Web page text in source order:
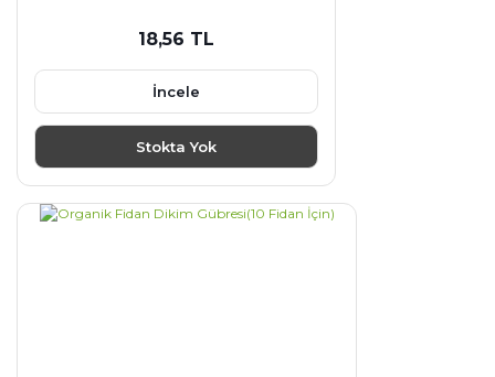
18,56 TL
İncele
Stokta Yok